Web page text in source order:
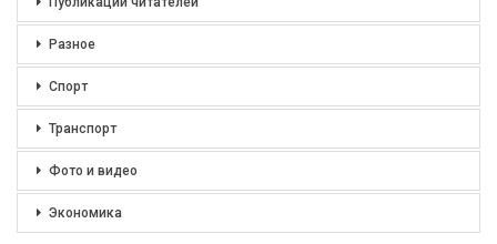
Разное
Спорт
Транспорт
Фото и видео
Экономика